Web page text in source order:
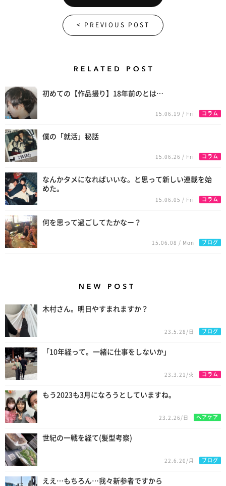
< PREVIOUS POST
初めての【作品撮り】18年前のとは…
15.06.19 / Fri コラム
僕の「就活」秘話
15.06.26 / Fri コラム
なんかタメになればいいな。と思って新しい連載を始
めた。
15.06.05 / Fri コラム
何を思って過ごしてたかなー？
15.06.08 / Mon ブログ
木村さん。明日やすまれますか？
23.5.28/日 ブログ
「10年経って。一緒に仕事をしないか」
23.3.21/火 コラム
もう2023も3月になろうとしていますね。
23.2.26/日 ヘアケア
世紀の一戦を経て(髪型考察)
22.6.20/月 ブログ
ええ…もちろん…我々新参者ですから